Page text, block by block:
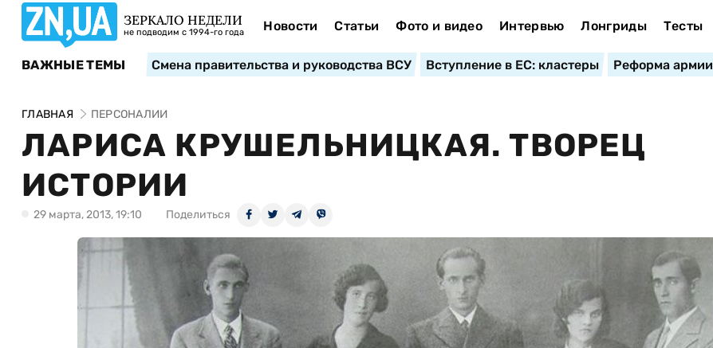
ЗЕРКАЛО НЕДЕЛИ
не подводим с 1994-го года Новости Статьи Фото и видео Интервью Лонгриды Тесты
ВАЖНЫЕ ТЕМЫ Смена правительства и руководства ВСУ Вступление в ЕС: кластеры Реформа армии
ГЛАВНАЯ ПЕРСОНАЛИИ
ЛАРИСА КРУШЕЛЬНИЦКАЯ. ТВОРЕЦ
ИСТОРИИ
29 марта, 2013, 19:10 Поделиться